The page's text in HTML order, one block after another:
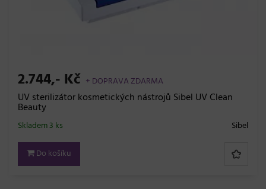
2.744,- Kč + DOPRAVA ZDARMA
UV sterilizátor kosmetických nástrojů Sibel UV Clean
Beauty
Sibel
Skladem 3 ks
Do košíku